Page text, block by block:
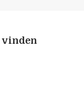
vinden